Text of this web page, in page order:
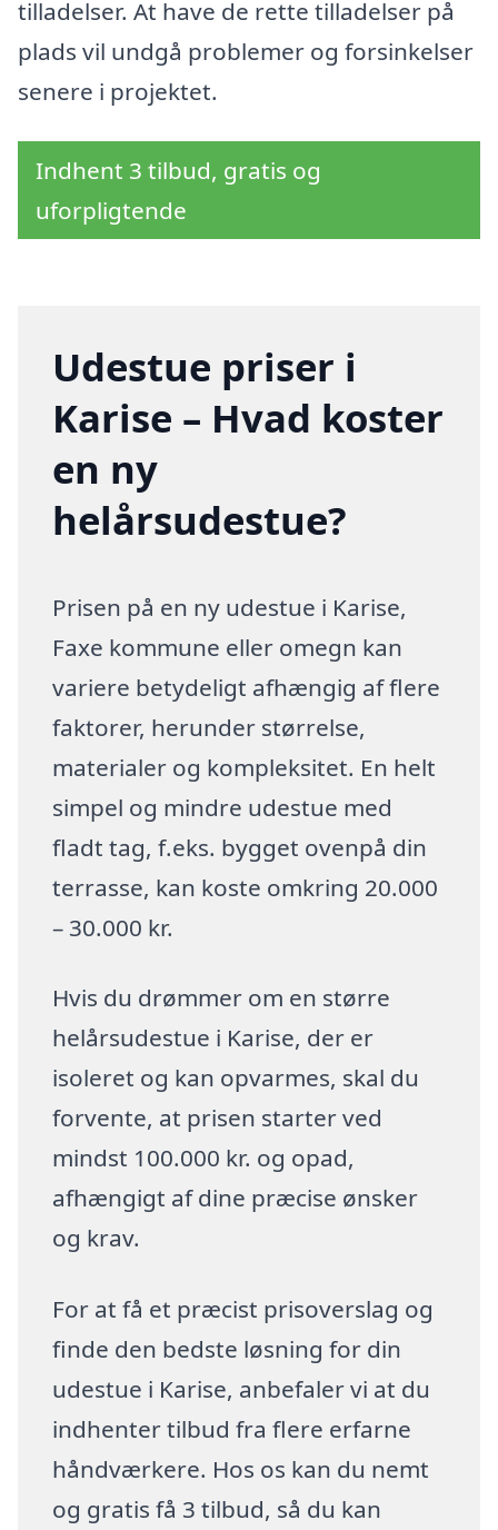
tilladelser. At have de rette tilladelser på
plads vil undgå problemer og forsinkelser
senere i projektet.
Indhent 3 tilbud, gratis og
uforpligtende
Udestue priser i
Karise – Hvad koster
en ny
helårsudestue?
Prisen på en ny udestue i Karise,
Faxe kommune eller omegn kan
variere betydeligt afhængig af flere
faktorer, herunder størrelse,
materialer og kompleksitet. En helt
simpel og mindre udestue med
fladt tag, f.eks. bygget ovenpå din
terrasse, kan koste omkring 20.000
– 30.000 kr.
Hvis du drømmer om en større
helårsudestue i Karise, der er
isoleret og kan opvarmes, skal du
forvente, at prisen starter ved
mindst 100.000 kr. og opad,
afhængigt af dine præcise ønsker
og krav.
For at få et præcist prisoverslag og
finde den bedste løsning for din
udestue i Karise, anbefaler vi at du
indhenter tilbud fra flere erfarne
håndværkere. Hos os kan du nemt
og gratis få 3 tilbud, så du kan